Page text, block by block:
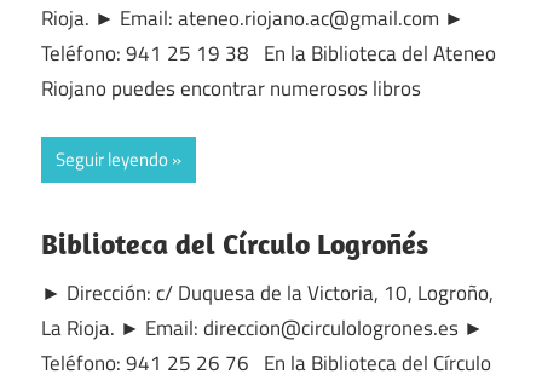
Rioja. ► Email: ateneo.riojano.ac@gmail.com ►
Teléfono: 941 25 19 38 En la Biblioteca del Ateneo
Riojano puedes encontrar numerosos libros
Seguir leyendo
Biblioteca del Círculo Logroñés
► Dirección: c/ Duquesa de la Victoria, 10, Logroño,
La Rioja. ► Email: direccion@circulologrones.es ►
Teléfono: 941 25 26 76 En la Biblioteca del Círculo